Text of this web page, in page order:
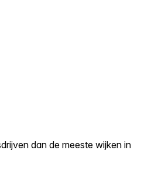
dan de meeste wijken in